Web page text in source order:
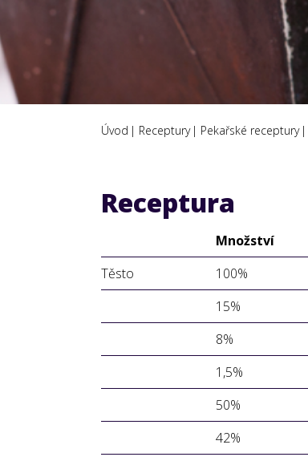
Úvod Receptury Pekařské receptury
Receptura
Množství
Těsto
100%
15%
8%
1,5%
50%
42%